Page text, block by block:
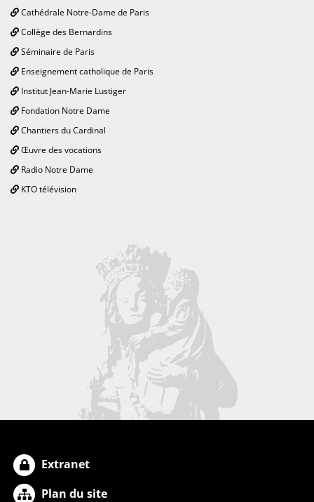
Cathédrale Notre-Dame de Paris
Collège des Bernardins
Séminaire de Paris
Enseignement catholique de Paris
Institut Jean-Marie Lustiger
Fondation Notre Dame
Chantiers du Cardinal
Œuvre des vocations
Radio Notre Dame
KTO télévision
Extranet
Plan du site